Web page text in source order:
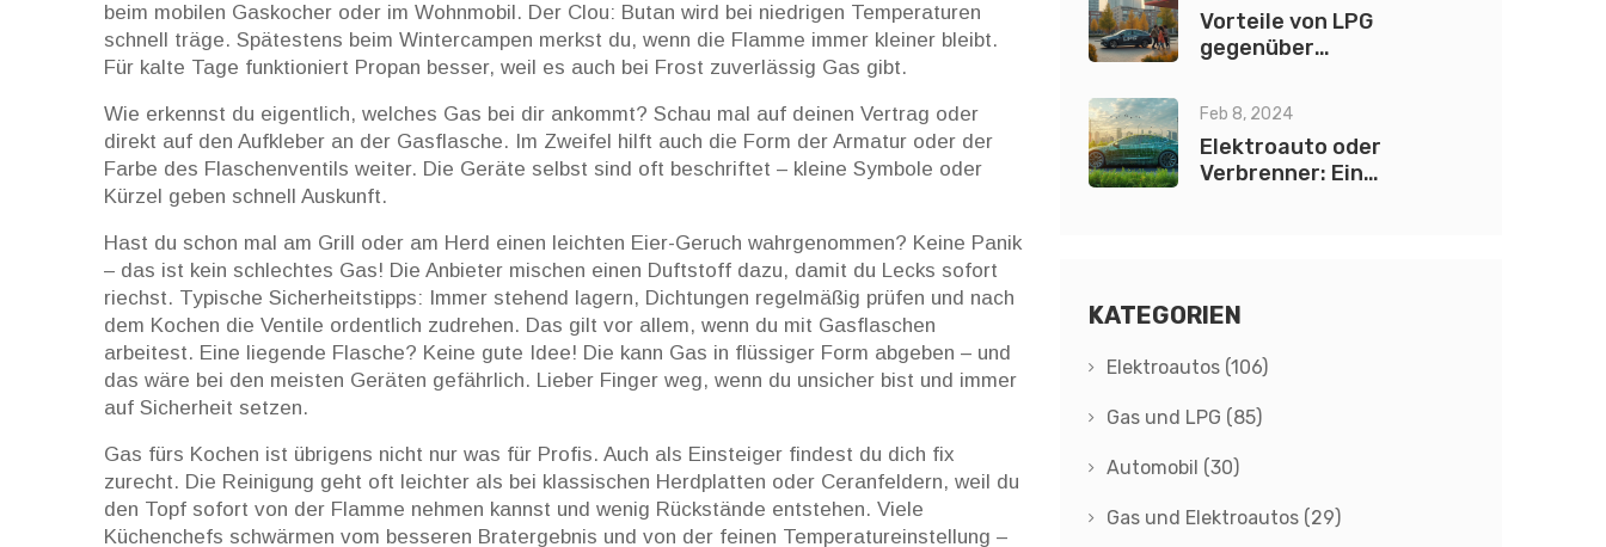
beim mobilen Gaskocher oder im Wohnmobil. Der Clou: Butan wird bei niedrigen Temperaturen
schnell träge. Spätestens beim Wintercampen merkst du, wenn die Flamme immer kleiner bleibt.
Für kalte Tage funktioniert Propan besser, weil es auch bei Frost zuverlässig Gas gibt.
Wie erkennst du eigentlich, welches Gas bei dir ankommt? Schau mal auf deinen Vertrag oder
direkt auf den Aufkleber an der Gasflasche. Im Zweifel hilft auch die Form der Armatur oder der
Farbe des Flaschenventils weiter. Die Geräte selbst sind oft beschriftet – kleine Symbole oder
Kürzel geben schnell Auskunft.
Hast du schon mal am Grill oder am Herd einen leichten Eier-Geruch wahrgenommen? Keine Panik
– das ist kein schlechtes Gas! Die Anbieter mischen einen Duftstoff dazu, damit du Lecks sofort
riechst. Typische Sicherheitstipps: Immer stehend lagern, Dichtungen regelmäßig prüfen und nach
dem Kochen die Ventile ordentlich zudrehen. Das gilt vor allem, wenn du mit Gasflaschen
arbeitest. Eine liegende Flasche? Keine gute Idee! Die kann Gas in flüssiger Form abgeben – und
das wäre bei den meisten Geräten gefährlich. Lieber Finger weg, wenn du unsicher bist und immer
auf Sicherheit setzen.
Gas fürs Kochen ist übrigens nicht nur was für Profis. Auch als Einsteiger findest du dich fix
zurecht. Die Reinigung geht oft leichter als bei klassischen Herdplatten oder Ceranfeldern, weil du
den Topf sofort von der Flamme nehmen kannst und wenig Rückstände entstehen. Viele
Küchenchefs schwärmen vom besseren Bratergebnis und von der feinen Temperatureinstellung –
Vorteile von LPG
gegenüber
Kraftstoffen: Ein
umfassender Vergleich
Feb 8, 2024
Elektroauto oder
Verbrenner: Ein
KATEGORIEN
Elektroautos (106)
Gas und LPG (85)
Automobil (30)
Gas und Elektroautos (29)